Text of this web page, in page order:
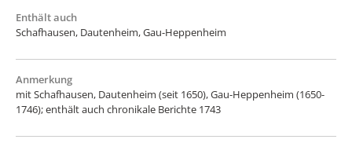
Enthält auch
Schafhausen, Dautenheim, Gau-Heppenheim
Anmerkung
mit Schafhausen, Dautenheim (seit 1650), Gau-Heppenheim (1650-
1746); enthält auch chronikale Berichte 1743